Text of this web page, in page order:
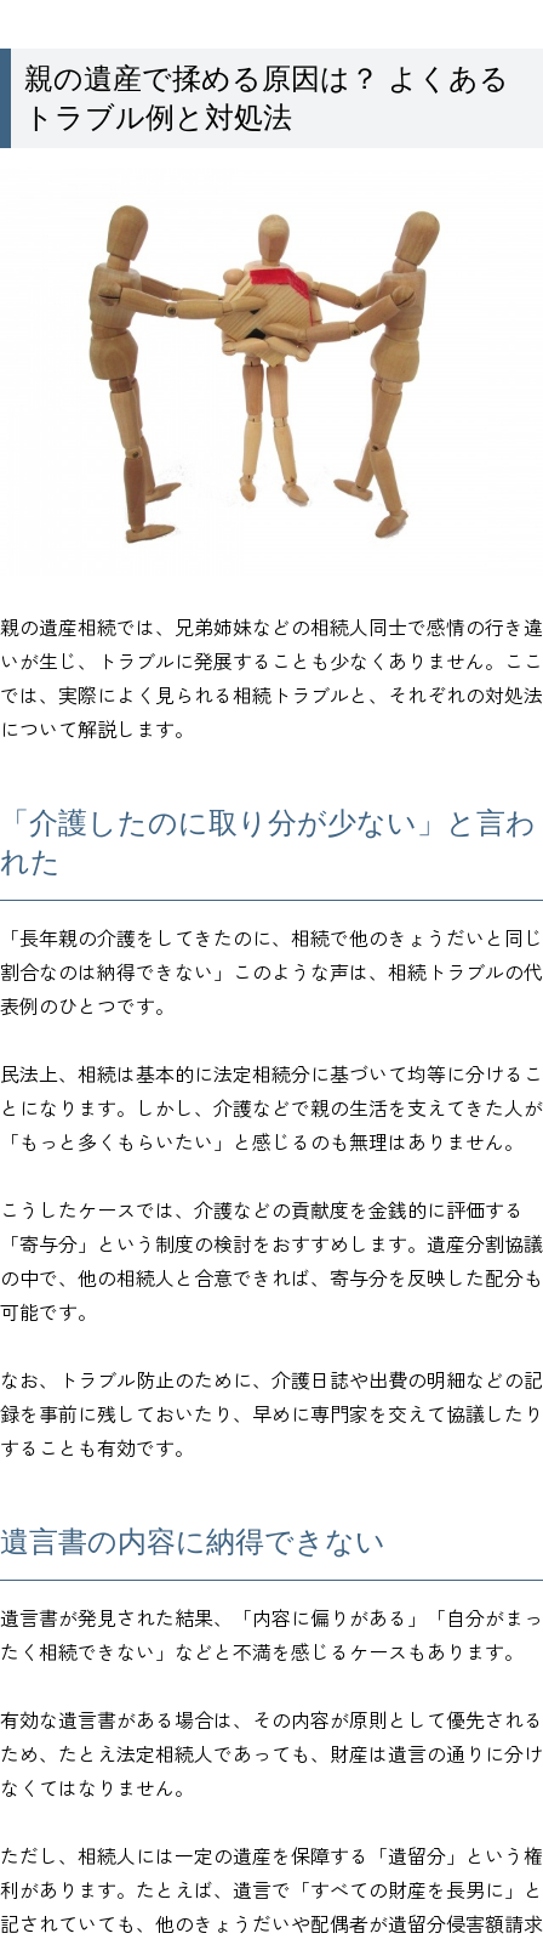
親の遺産で揉める原因は？ よくある
トラブル例と対処法
親の遺産相続では、兄弟姉妹などの相続人同士で感情の行き違
いが生じ、トラブルに発展することも少なくありません。ここ
では、実際によく見られる相続トラブルと、それぞれの対処法
について解説します。
「介護したのに取り分が少ない」と言わ
れた
「長年親の介護をしてきたのに、相続で他のきょうだいと同じ
割合なのは納得できない」このような声は、相続トラブルの代
表例のひとつです。
民法上、相続は基本的に法定相続分に基づいて均等に分けるこ
とになります。しかし、介護などで親の生活を支えてきた人が
「もっと多くもらいたい」と感じるのも無理はありません。
こうしたケースでは、介護などの貢献度を金銭的に評価する
「寄与分」という制度の検討をおすすめします。遺産分割協議
の中で、他の相続人と合意できれば、寄与分を反映した配分も
可能です。
なお、トラブル防止のために、介護日誌や出費の明細などの記
録を事前に残しておいたり、早めに専門家を交えて協議したり
することも有効です。
遺言書の内容に納得できない
遺言書が発見された結果、「内容に偏りがある」「自分がまっ
たく相続できない」などと不満を感じるケースもあります。
有効な遺言書がある場合は、その内容が原則として優先される
ため、たとえ法定相続人であっても、財産は遺言の通りに分け
なくてはなりません。
ただし、相続人には一定の遺産を保障する「遺留分」という権
利があります。たとえば、遺言で「すべての財産を長男に」と
記されていても、他のきょうだいや配偶者が遺留分侵害額請求